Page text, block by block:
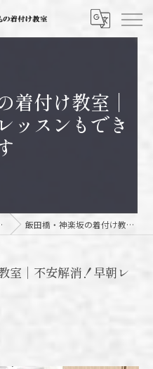
着付け教室｜
ッスンもでき
飯田橋・神楽坂の着付け教室｜不安解消！早朝レッスンもできます
室｜不安解消！早朝レ